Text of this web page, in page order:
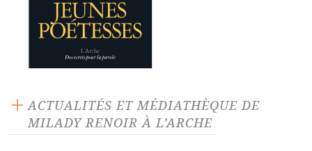
ACTUALITÉS ET MÉDIATHÈQUE DE
MILADY RENOIR À L’ARCHE